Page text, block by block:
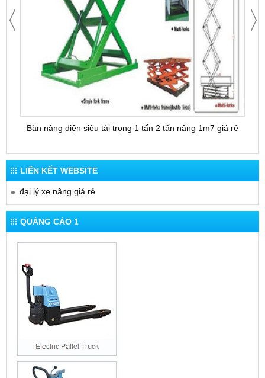
Bàn nâng điện siêu tải trọng 1 tấn 2 tấn nâng 1m7 giá rẻ
LIÊN KẾT WEBSITE
đại lý xe nâng giá rẻ
QUẢNG CÁO 1